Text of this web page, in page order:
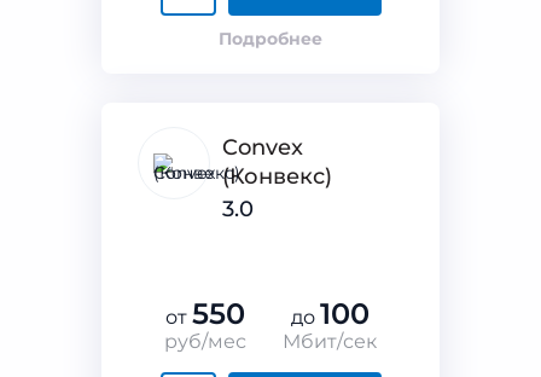
Подробнее
Convex
(Конвекс)
3.0
от 550
руб/мес
до 100
Мбит/сек